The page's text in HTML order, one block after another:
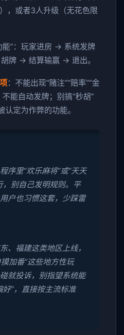
，或者3人升级（无花色限
能”：玩家进房 → 系统发牌
牌 → 结算输赢 → 退出。
：不能出现“赌注”“赔率”“金
能自动发牌；别搞“秒胡”
认定为作弊的功能。
序里“欢乐麻将”或“天天
，别自己发明规则。平
户也习惯这套，少踩雷
、福建这类地区上线，
摸加番”这些地方性玩
就投诉，别指望系统能
好”，直接按主流标准